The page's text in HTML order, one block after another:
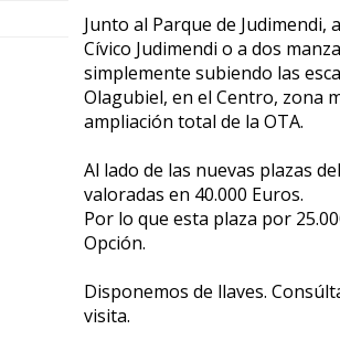
Junto al Parque de Judimendi,
Cívico Judimendi o a dos
simplemente subiendo las
Olagubiel, en el Centro, zona
ampliación total de la OTA.
Al lado de las nuevas plazas
valoradas en 40.000 Euros.
Por lo que esta plaza por
Opción.
Disponemos de llaves.
visita.